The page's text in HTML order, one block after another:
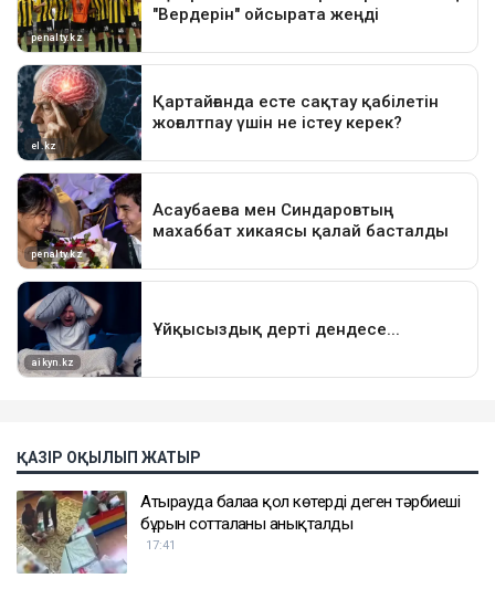
ҚАЗІР ОҚЫЛЫП ЖАТЫР
Атырауда балаға қол көтерді деген тәрбиеші
бұрын сотталғаны анықталды
17:41